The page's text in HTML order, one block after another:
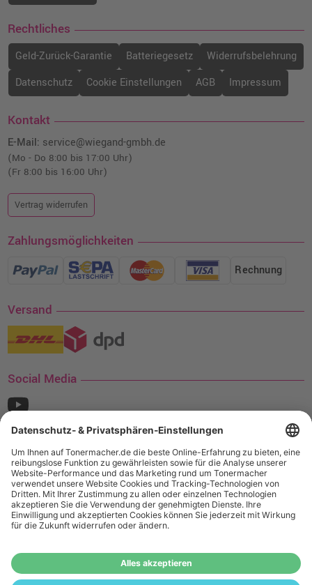
Rechtliches
Geld-Zurück-Garantie Batteriegesetz
Widerrufsbelehrung
Datenschutz
Cookie Einstellungen AGB Impressum
Kontakt
E-Mail: service@wiegand-gmbh.de
(Mo - Do 8:00 bis 17:00 Uhr)
(Fr 8:00 bis 16:00 Uhr)
Vertrag widerrufen
Zahlungsmöglichkeiten
Rechnung
Versand
Social Media
¹ Nur gültig für den Versand innerhalb Deutschlands. Befindet sich ein Warenwert
von mindestens 35€ (inkl. Mwst.) an Ampertec Artikeln in Ihrem Warenkorb, ist der
Versand für Sie kostenfrei.